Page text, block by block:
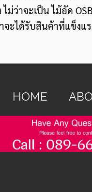
จะเป็น ไม้อัด OSB
ะได้รับสินค้าที่แข็งแ
HOME